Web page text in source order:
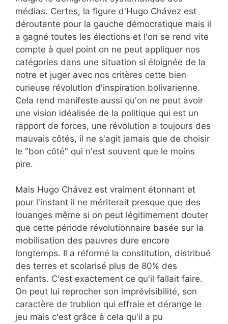
médias. Certes, la figure d'Hugo Chávez est
déroutante pour la gauche démocratique mais il
a gagné toutes les élections et l'on se rend vite
compte à quel point on ne peut appliquer nos
catégories dans une situation si éloignée de la
notre et juger avec nos critères cette bien
curieuse révolution d'inspiration bolivarienne.
Cela rend manifeste aussi qu'on ne peut avoir
une vision idéalisée de la politique qui est un
rapport de forces, une révolution a toujours des
mauvais côtés, il ne s'agit jamais que de choisir
le "bon côté" qui n'est souvent que le moins
pire.
Mais Hugo Chávez est vraiment étonnant et
pour l'instant il ne mériterait presque que des
louanges même si on peut légitimement douter
que cette période révolutionnaire basée sur la
mobilisation des pauvres dure encore
longtemps. Il a réformé la constitution, distribué
des terres et scolarisé plus de 80% des
enfants. C'est exactement ce qu'il fallait faire.
On peut lui reprocher son imprévisibilité, son
caractère de trublion qui effraie et dérange le
jeu mais c'est grâce à cela qu'il a pu